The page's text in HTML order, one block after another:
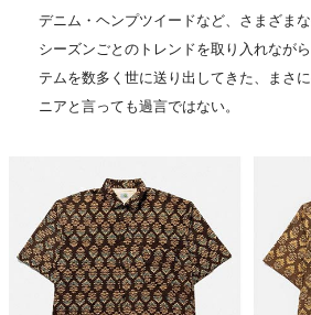
デニム・ヘンプツイードなど、さまざまな
シーズンごとのトレンドを取り入れなが
テムを数多く世に送り出してきた、まさ
ニアと言っても過言ではない。